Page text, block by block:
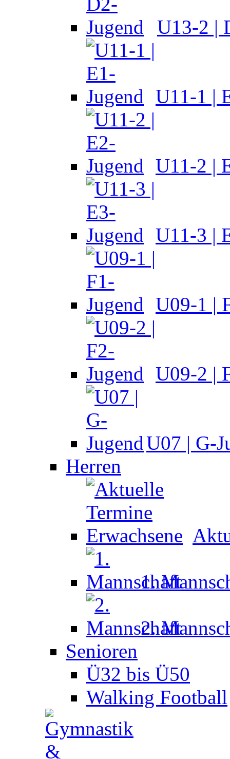
U13-2 |
U11-1 |
U11-2 |
U11-3 |
U09-1 |
U09-2 |
U07 | G-
Herren
1.
2.
Senioren
Ü32 bis Ü50
Walking Football